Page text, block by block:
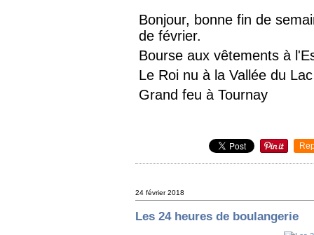
Bonjour, bonne fin de
de février.
Bourse aux vêtements à
Le Roi nu à la Vallée du
Grand feu à Tournay
24 février 2018
Les 24 heures de boulangerie